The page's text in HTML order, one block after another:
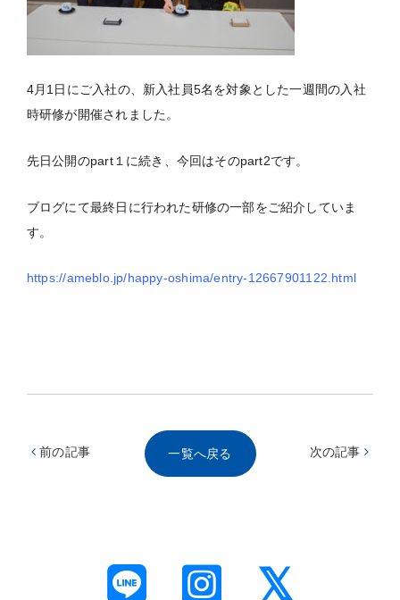
4月1日にご入社の、新入社員5名を対象とした一週間の入社
時研修が開催されました。
先日公開のpart１に続き、今回はそのpart2です。
ブログにて最終日に行われた研修の一部をご紹介していま
す。
https://ameblo.jp/happy-oshima/entry-12667901122.html
一覧へ戻る
前の記事 次の記事